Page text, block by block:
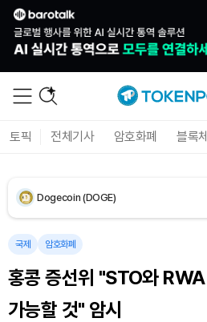
토픽 전체기사 암호화폐 블록
Solana (SOL)
TRON (TRX)
Bitcoin (BTC)
국제 암호화폐
홍콩 증선위 "STO와
가능할 것" 암시